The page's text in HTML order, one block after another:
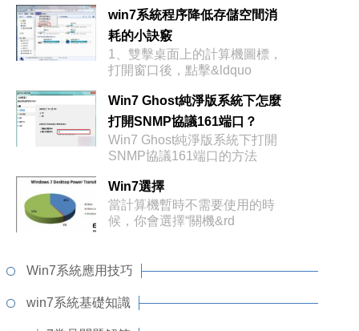
win7系統程序降低存儲空間消
耗的小訣竅
1、雙擊桌面上的計算機圖標，
打開窗口後，點擊&ldquo
Win7 Ghost純淨版系統下怎麼
打開SNMP協議161端口？
Win7 Ghost純淨版系統下打開
SNMP協議161端口的方法
Win7選擇
當計算機暫時不需要使用的時
候，你會選擇“關機&rd
Win7系統應用技巧
win7系統基礎知識